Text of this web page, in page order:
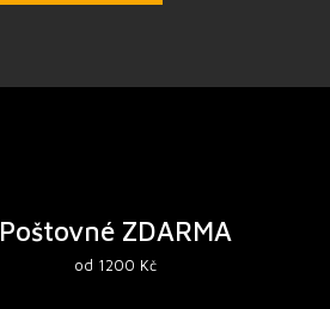
Poštovné ZDARMA
od 1200 Kč